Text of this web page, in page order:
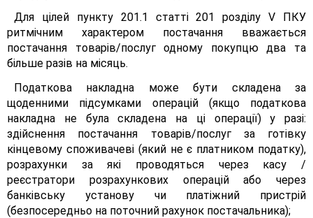
Для цілей пункту 201.1 статті 201 розділу V ПКУ
ритмічним характером постачання вважається
постачання товарів/послуг одному покупцю два та
більше разів на місяць.
Податкова накладна може бути складена за
щоденними підсумками операцій (якщо податкова
накладна не була складена на ці операції) у разі:
здійснення постачання товарів/послуг за готівку
кінцевому споживачеві (який не є платником податку),
розрахунки за які проводяться через касу /
реєстратори розрахункових операцій або через
банківську установу чи платіжний пристрій
(безпосередньо на поточний рахунок постачальника);